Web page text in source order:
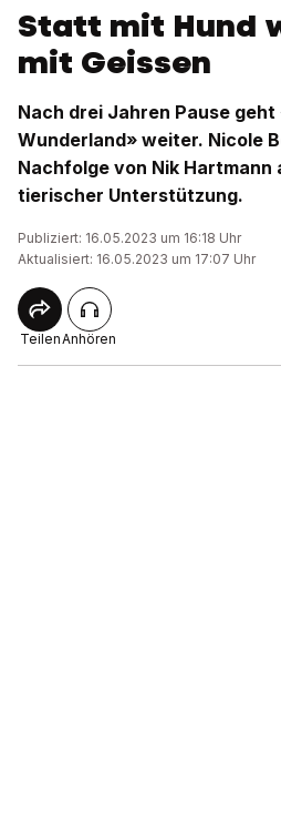
Statt mit Hund
mit Geissen
Nach drei Jahren Pause geht
Wunderland» weiter. Nicole
Nachfolge von Nik Hartmann
tierischer Unterstützung.
Publiziert: 16.05.2023 um 16:18 Uhr
Aktualisiert: 16.05.2023 um 17:07 Uhr
TeilenAnhören